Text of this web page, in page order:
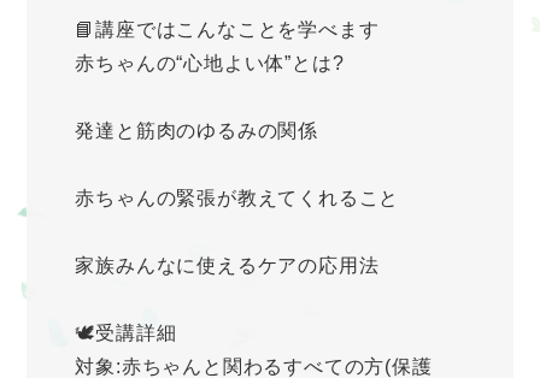
📘講座ではこんなことを学べます
赤ちゃんの“心地よい体”とは?
発達と筋肉のゆるみの関係
赤ちゃんの緊張が教えてくれること
家族みんなに使えるケアの応用法
🕊受講詳細
対象:赤ちゃんと関わるすべての方(保護